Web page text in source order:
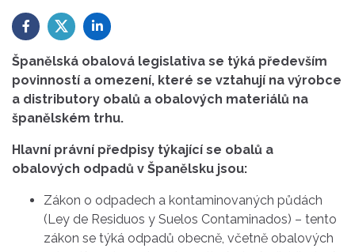
Španělská obalová legislativa se týká především
povinností a omezení, které se vztahují na výrobce
a distributory obalů a obalových materiálů na
španělském trhu.
Hlavní právní předpisy týkající se obalů a
obalových odpadů v Španělsku jsou:
Zákon o odpadech a kontaminovaných půdách
(Ley de Residuos y Suelos Contaminados) – tento
zákon se týká odpadů obecně, včetně obalových